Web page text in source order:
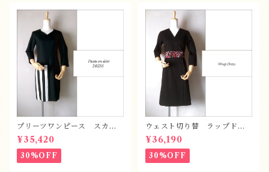
プリーツワンピース スカー
ト
¥35,420
30%OFF
ウェスト切り替 ラップドレ
ス
¥36,190
30%OFF